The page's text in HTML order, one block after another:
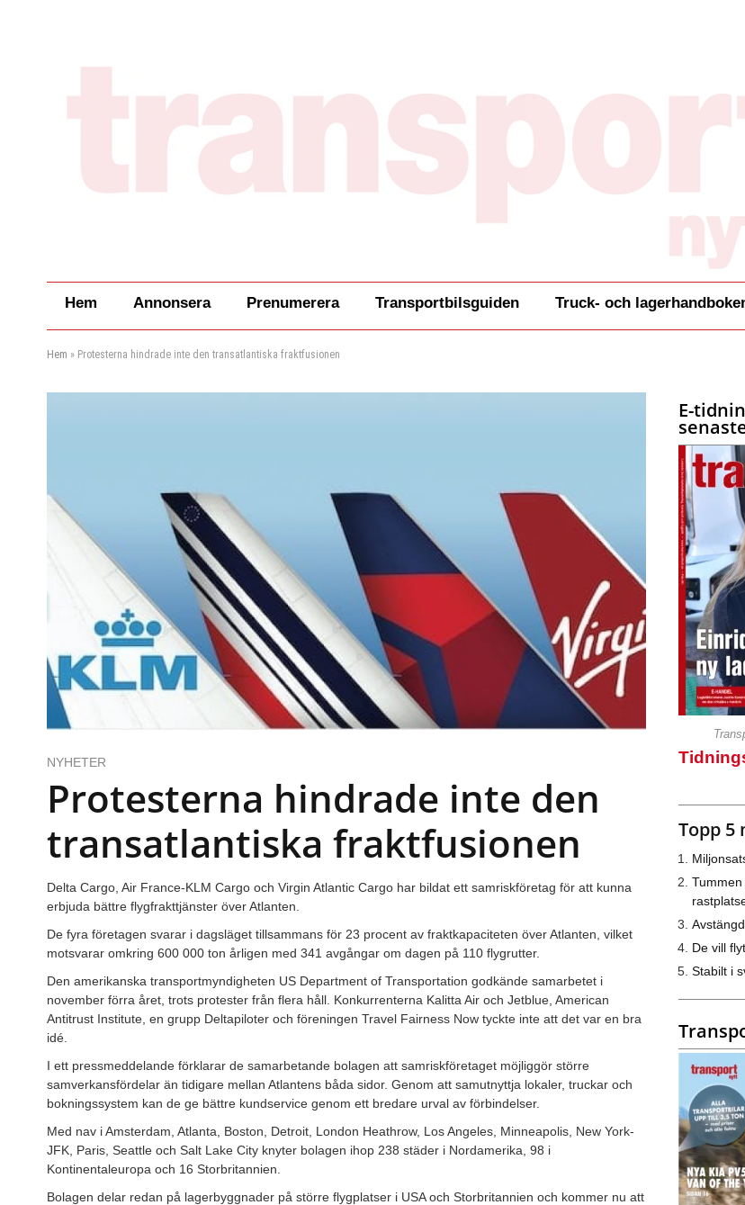
Hem Annonsera Prenumerera Transportbilsguiden Truck- och
Hem » Protesterna hindrade inte den transatlantiska fraktfusionen
NYHETER
Protesterna hindrade inte den
transatlantiska fraktfusionen
Delta Cargo, Air France-KLM Cargo och Virgin Atlantic Cargo har bildat ett samriskföretag för att kunna
erbjuda bättre flygfrakttjänster över Atlanten.
De fyra företagen svarar i dagsläget tillsammans för 23 procent av fraktkapaciteten över Atlanten, vilket
motsvarar omkring 600 000 ton årligen med 341 avgångar om dagen på 110 flygrutter.
Den amerikanska transportmyndigheten US Department of Transportation godkände samarbetet i
november förra året, trots protester från flera håll. Konkurrenterna Kalitta Air och Jetblue, American
Antitrust Institute, en grupp Deltapiloter och föreningen Travel Fairness Now tyckte inte att det var en bra
idé.
I ett pressmeddelande förklarar de samarbetande bolagen att samriskföretaget möjliggör större
samverkansfördelar än tidigare mellan Atlantens båda sidor. Genom att samutnyttja lokaler, truckar och
bokningssystem kan de ge bättre kundservice genom ett bredare urval av förbindelser.
Med nav i Amsterdam, Atlanta, Boston, Detroit, London Heathrow, Los Angeles, Minneapolis, New York-
JFK, Paris, Seattle och Salt Lake City knyter bolagen ihop 238 städer i Nordamerika, 98 i
Kontinentaleuropa och 16 Storbritannien.
Bolagen delar redan på lagerbyggnader på större flygplatser i USA och Storbritannien och kommer nu att
E-
Topp 5
De vill
Stabilt i